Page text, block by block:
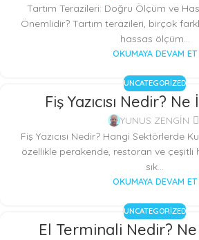
Tartım Terazileri: Doğru Ölçüm ve
Önemlidir? Tartım terazileri, birçok
hassas ölçüm...
OKUMAYA DEVAM ET
UNCATEGORIZED
Fiş Yazıcısı Nedir?
YUNUS ZENGİN
Fiş Yazıcısı Nedir? Hangi Sektörlerde
özellikle perakende, restoran ve çeşitli
sık...
OKUMAYA DEVAM ET
UNCATEGORIZED
El Terminali Nedir?